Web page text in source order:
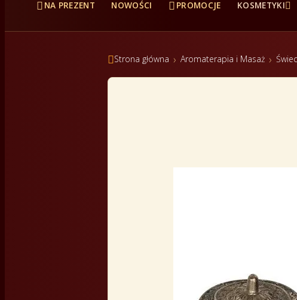
 NA PREZENT NOWOŚCI  PROMOCJE KOSMETYKI
Strona główna Aromaterapia i Masaż